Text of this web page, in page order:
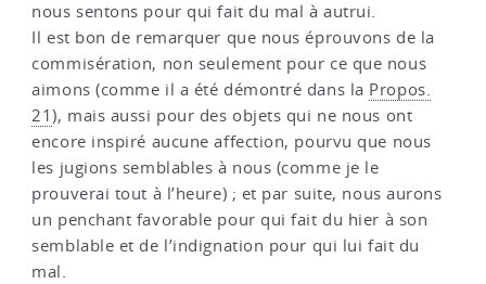
nous sentons pour qui fait du mal à autrui.
Il est bon de remarquer que nous éprouvons de la
commisération, non seulement pour ce que nous
aimons (comme il a été démontré dans la Propos.
21), mais aussi pour des objets qui ne nous ont
encore inspiré aucune affection, pourvu que nous
les jugions semblables à nous (comme je le
prouverai tout à l’heure) ; et par suite, nous aurons
un penchant favorable pour qui fait du hier à son
semblable et de l’indignation pour qui lui fait du
mal.